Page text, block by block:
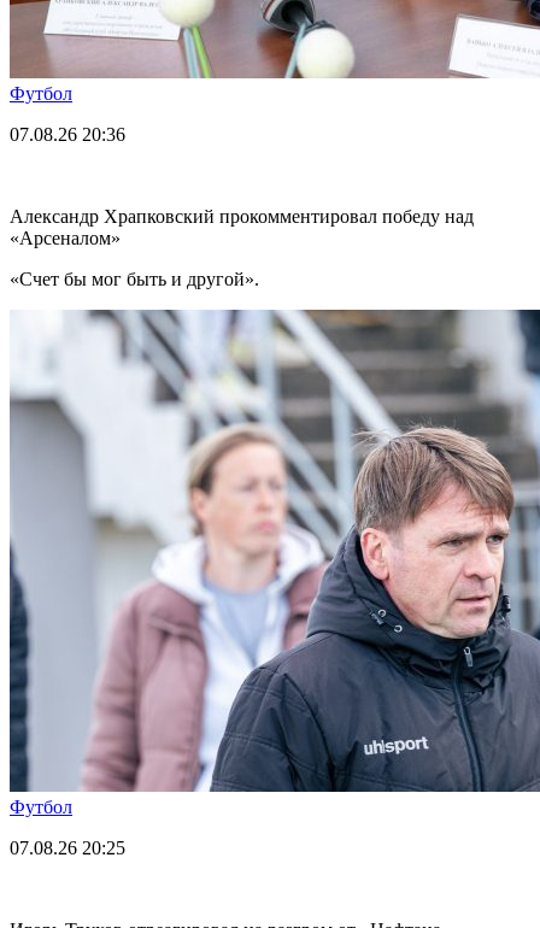
Футбол
07.08.26 20:36
Александр Храпковский прокомментировал победу над
«Арсеналом»
«Счет бы мог быть и другой».
Футбол
07.08.26 20:25